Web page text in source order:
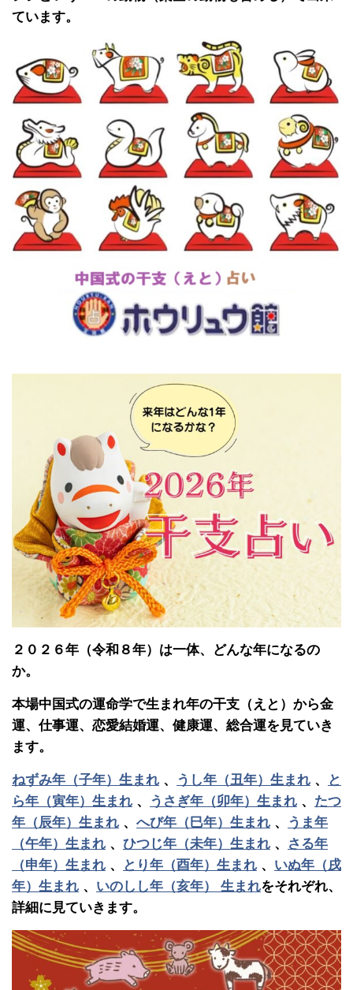
ています。
２０２６年（令和８年）は一体、どんな年になるの
か。
本場中国式の運命学で生まれ年の干支（えと）から金
運、仕事運、恋愛結婚運、健康運、総合運を見ていき
ます。
ねずみ年（子年）生まれ 、 うし年（丑年）生まれ 、
と
ら年（寅年）生まれ 、 うさぎ年（卯年）生まれ 、 たつ
年（辰年）生まれ 、 へび年（巳年）生まれ 、
うま年
（午年）生まれ 、 ひつじ年（未年）生まれ 、
さる年
（申年）生まれ 、 とり年（酉年）生まれ 、 いぬ年（戌
年）生まれ 、 いのしし年（亥年） 生まれをそれぞれ、
詳細に見ていきます。